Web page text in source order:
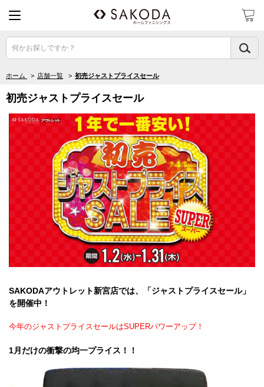
何かお探しですか？
ホーム > 店舗一覧 > 初売ジャストプライスセール
初売ジャストプライスセール
SAKODAアウトレット新宮店では、「ジャストプライスセール」
を開催中！
今年のジャストプライスセールはSUPERパワーアップ！
1月だけの衝撃の均一プライス！！